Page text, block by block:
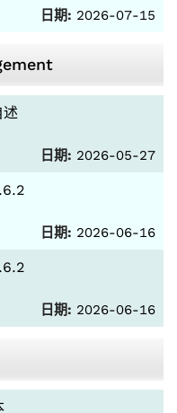
日期: 2026-07-15
述
日期: 2026-05-27
日期: 2026-06-16
日期: 2026-06-16